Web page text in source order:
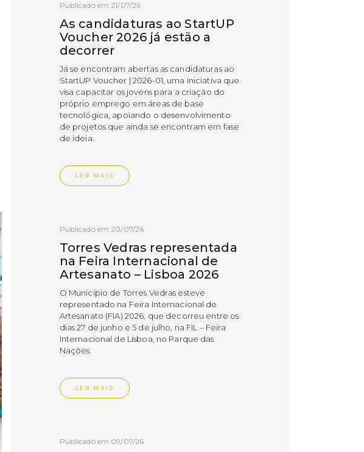
Publicado em 21/07/26
As candidaturas ao StartUP
Voucher 2026 já estão a
decorrer
Já se encontram abertas as candidaturas ao
StartUP Voucher | 2026-01, uma iniciativa que
visa capacitar os jovens para a criação do
próprio emprego em áreas de base
tecnológica, apoiando o desenvolvimento
de projetos que ainda se encontram em fase
de ideia.
LER MAIS
Publicado em 20/07/26
Torres Vedras representada
na Feira Internacional de
Artesanato – Lisboa 2026
O Município de Torres Vedras esteve
representado na Feira Internacional de
Artesanato (FIA) 2026, que decorreu entre os
dias 27 de junho e 5 de julho, na FIL – Feira
Internacional de Lisboa, no Parque das
Nações.
LER MAIS
Publicado em 09/07/26